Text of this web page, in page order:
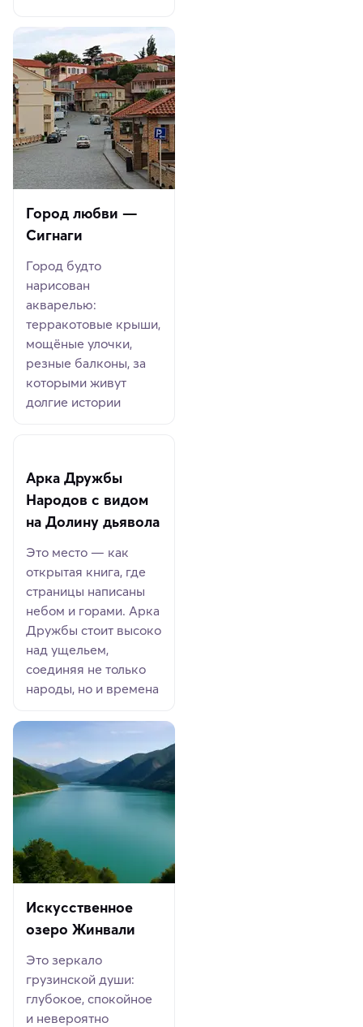
Город любви —
Сигнаги
Город будто
нарисован
акварелью:
терракотовые крыши,
мощёные улочки,
резные балконы, за
которыми живут
долгие истории
Арка Дружбы
Народов с видом
на Долину дьявола
Это место — как
открытая книга, где
страницы написаны
небом и горами. Арка
Дружбы стоит высоко
над ущельем,
соединяя не только
народы, но и времена
Искусственное
озеро Жинвали
Это зеркало
грузинской души:
глубокое, спокойное
и невероятно